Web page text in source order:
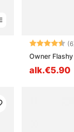
Arvio:
Owner
alk.€5.90